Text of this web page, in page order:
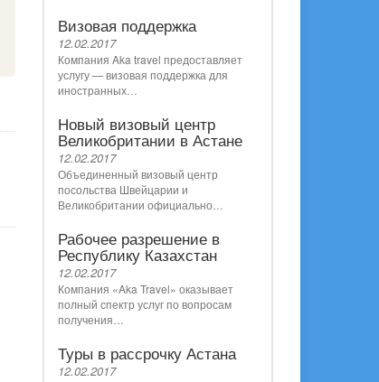
Визовая поддержка
12.02.2017
Компания Aka travel предоставляет
услугу — визовая поддержка для
иностранных…
Новый визовый центр
Великобритании в Астане
12.02.2017
Объединенный визовый центр
посольства Швейцарии и
Великобритании официально…
Рабочее разрешение в
Республику Казахстан
12.02.2017
Компания «Aka Travel» оказывает
полный спектр услуг по вопросам
получения…
Туры в рассрочку Астана
12.02.2017